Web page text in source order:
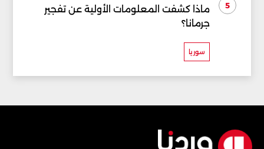
5
ماذا كشفت المعلومات الأولية عن تفجير
جرمانا؟
سوريا